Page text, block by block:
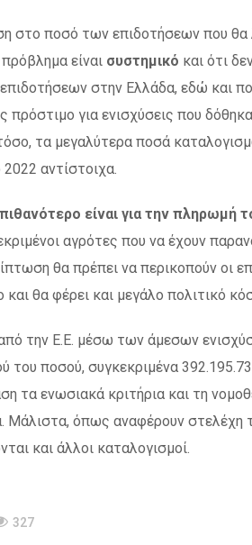
στο ποσό των επιδοτήσεων που
είναι συστημικό και ότι
στην Ελλάδα, εδώ και
για ενισχύσεις που
τα μεγαλύτερα ποσά
αντίστοιχα.
είναι για την πληρωμή
αγρότες που να έχουν
θα πρέπει να περικοπούν οι
θα φέρει και μεγάλο πολιτικό
την Ε.Ε. μέσω των άμεσων
ποσού, συγκεκριμένα
τα ενωσιακά κριτήρια και τη
Μάλιστα, όπως αναφέρουν στελέχη
και άλλοι καταλογισμοί.
327